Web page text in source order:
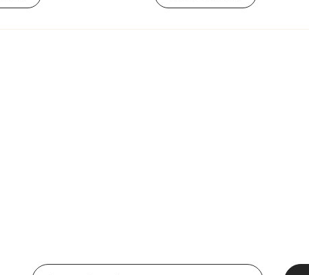
Adresa